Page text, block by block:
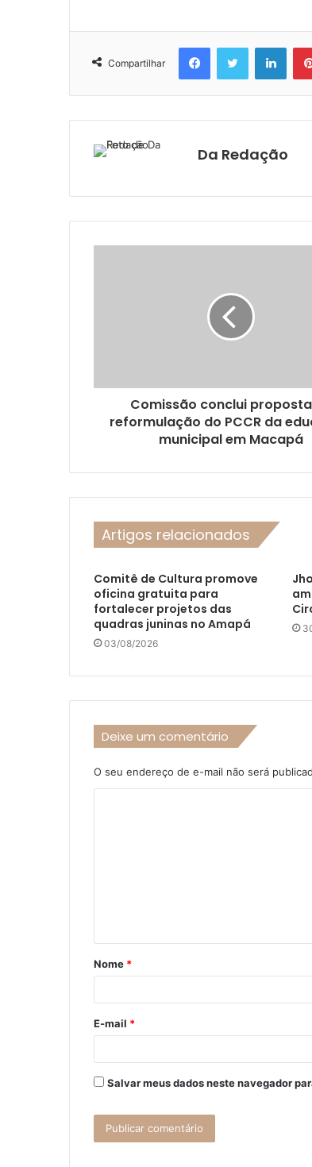
Compartilhar
FacebookTwitter
Da Redação
Comissão conclui
reformulação do PCCR da
municipal em Macapá
Artigos relacionados
Comitê de Cultura promove
oficina gratuita para
fortalecer projetos das
quadras juninas no Amapá
03/08/2026
Deixe um comentário
O seu endereço de e-mail não será
á
r
*
Nome *
E-mail *
Salvar meus dados neste navegador